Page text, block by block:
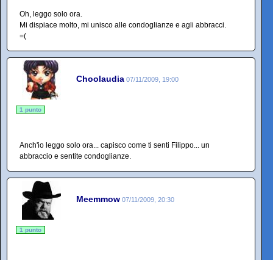
Oh, leggo solo ora.
Mi dispiace molto, mi unisco alle condoglianze e agli abbracci.
=(
Choolaudia 07/11/2009, 19:00
1 punto
Anch'io leggo solo ora... capisco come ti senti Filippo... un
abbraccio e sentite condoglianze.
Meemmow 07/11/2009, 20:30
1 punto